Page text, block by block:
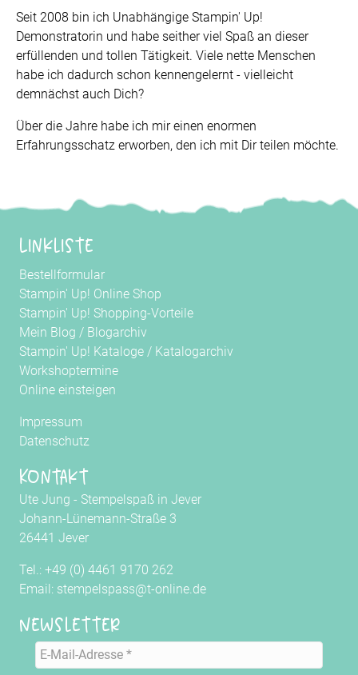
Seit 2008 bin ich Unabhängige Stampin' Up!
Demonstratorin und habe seither viel Spaß an dieser
erfüllenden und tollen Tätigkeit. Viele nette Menschen
habe ich dadurch schon kennengelernt - vielleicht
demnächst auch Dich?
Über die Jahre habe ich mir einen enormen
Erfahrungsschatz erworben, den ich mit Dir teilen möchte.
Linkliste
Bestellformular
Stampin' Up! Online Shop
Stampin' Up! Shopping-Vorteile
Mein Blog / Blogarchiv
Stampin' Up! Kataloge / Katalogarchiv
Workshoptermine
Online einsteigen
Impressum
Datenschutz
Kontakt
Ute Jung - Stempelspaß in Jever
Johann-Lünemann-Straße 3
26441 Jever
Tel.: +49 (0) 4461 9170 262
Email: stempelspass@t-online.de
Newsletter